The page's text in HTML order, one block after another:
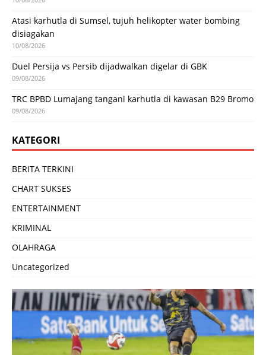
Atasi karhutla di Sumsel, tujuh helikopter water bombing
disiagakan
10/08/2026
Duel Persija vs Persib dijadwalkan digelar di GBK
09/08/2026
TRC BPBD Lumajang tangani karhutla di kawasan B29 Bromo
09/08/2026
KATEGORI
BERITA TERKINI
CHART SUKSES
ENTERTAINMENT
KRIMINAL
OLAHRAGA
Uncategorized